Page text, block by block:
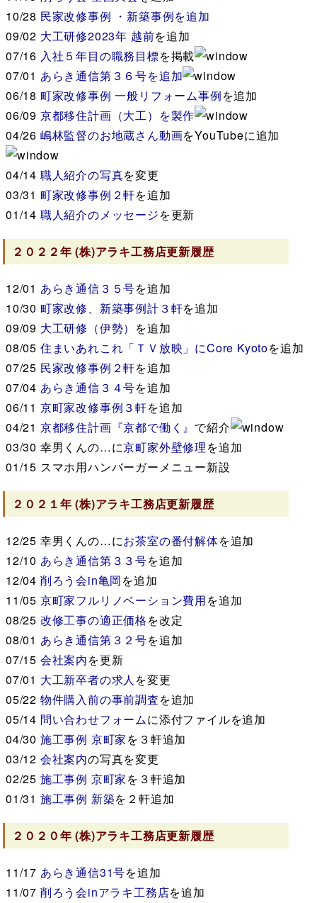
10/28 民家改修事例 ・新築事例を追加
09/02 大工研修2023年 越前を追加
07/16 入社５年目の職務目標を掲載
07/01 あらき通信第３６号を追加
06/18 町家改修事例 一般リフォーム事例を追加
06/09 京都移住計画（大工）を製作
04/26 嶋林監督のお地蔵さん動画をYouTubeに追加
04/14 職人紹介の写真を変更
03/31 町家改修事例２軒を追加
01/14 職人紹介のメッセージを更新
２０２２年(株)アラキ工務店更新履歴
12/01 あらき通信３５号を追加
10/30 町家改修、新築事例計３軒を追加
09/09 大工研修（伊勢） を追加
08/05 住まいあれこれ「ＴＶ放映」にCore Kyotoを追加
07/25 民家改修事例２軒を追加
07/04 あらき通信３４号を追加
06/11 京町家改修事例３軒を追加
04/21 京都移住計画『京都で働く』 で紹介
03/30 幸男くんの…に京町家外壁修理を追加
01/15 スマホ用ハンバーガーメニュー新設
２０２１年(株)アラキ工務店更新履歴
12/25 幸男くんの…にお茶室の番付解体を追加
12/10 あらき通信第３３号を追加
12/04 削ろう会in亀岡を追加
11/05 京町家フルリノベーション費用を追加
08/25 改修工事の適正価格を改定
08/01 あらき通信第３２号を追加
07/15 会社案内を更新
07/01 大工新卒者の求人 を変更
05/22 物件購入前の事前調査を追加
05/14 問い合わせフォームに添付ファイルを追加
04/30 施工事例 京町家を３軒追加
03/12 会社案内の写真を変更
02/25 施工事例 京町家を３軒追加
01/31 施工事例 新築を２軒追加
２０２０年(株)アラキ工務店更新履歴
11/17 あらき通信31号を追加
11/07 削ろう会inアラキ工務店を追加